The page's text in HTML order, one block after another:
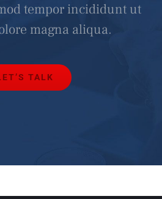
tempor incididunt ut
magna aliqua.
TALK